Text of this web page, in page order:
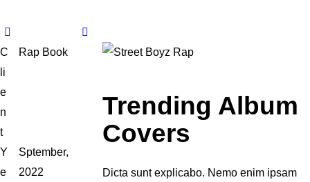
C
li
e
n
t
Rap Book
Y
e
Sptember,
2022
Trending Album
Covers
Dicta sunt explicabo. Nemo enim ipsam